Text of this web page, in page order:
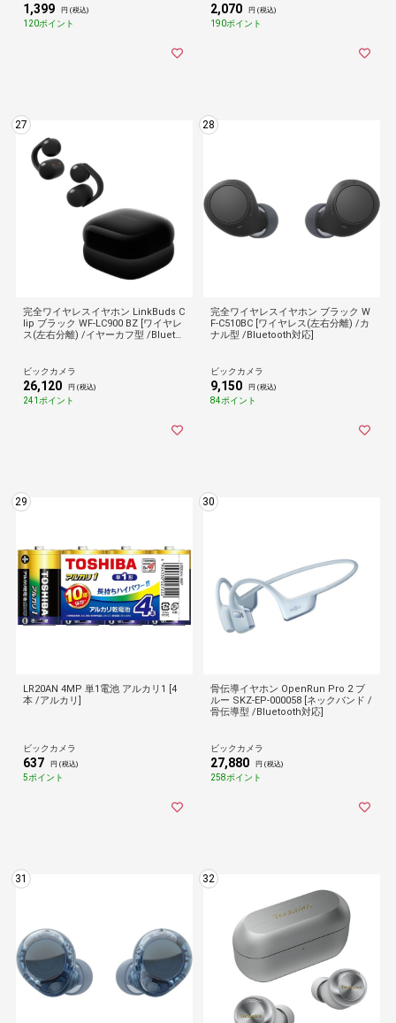
1,399 円 (税込)
120ポイント
2,070 円 (税込)
190ポイント
27
完全ワイヤレスイヤホン LinkBuds C
lip ブラック WF-LC900 BZ [ワイヤレ
ス(左右分離) /イヤーカフ型 /Blueto
ビックカメラ
26,120 円 (税込)
241ポイント
28
完全ワイヤレスイヤホン ブラック W
F-C510BC [ワイヤレス(左右分離) /カ
ナル型 /Bluetooth対応]
ビックカメラ
9,150 円 (税込)
84ポイント
29
LR20AN 4MP 単1電池 アルカリ1 [4
本 /アルカリ]
ビックカメラ
637 円 (税込)
5ポイント
30
骨伝導イヤホン OpenRun Pro 2 ブ
ルー SKZ-EP-000058 [ネックバンド /
骨伝導型 /Bluetooth対応]
ビックカメラ
27,880 円 (税込)
258ポイント
31 32